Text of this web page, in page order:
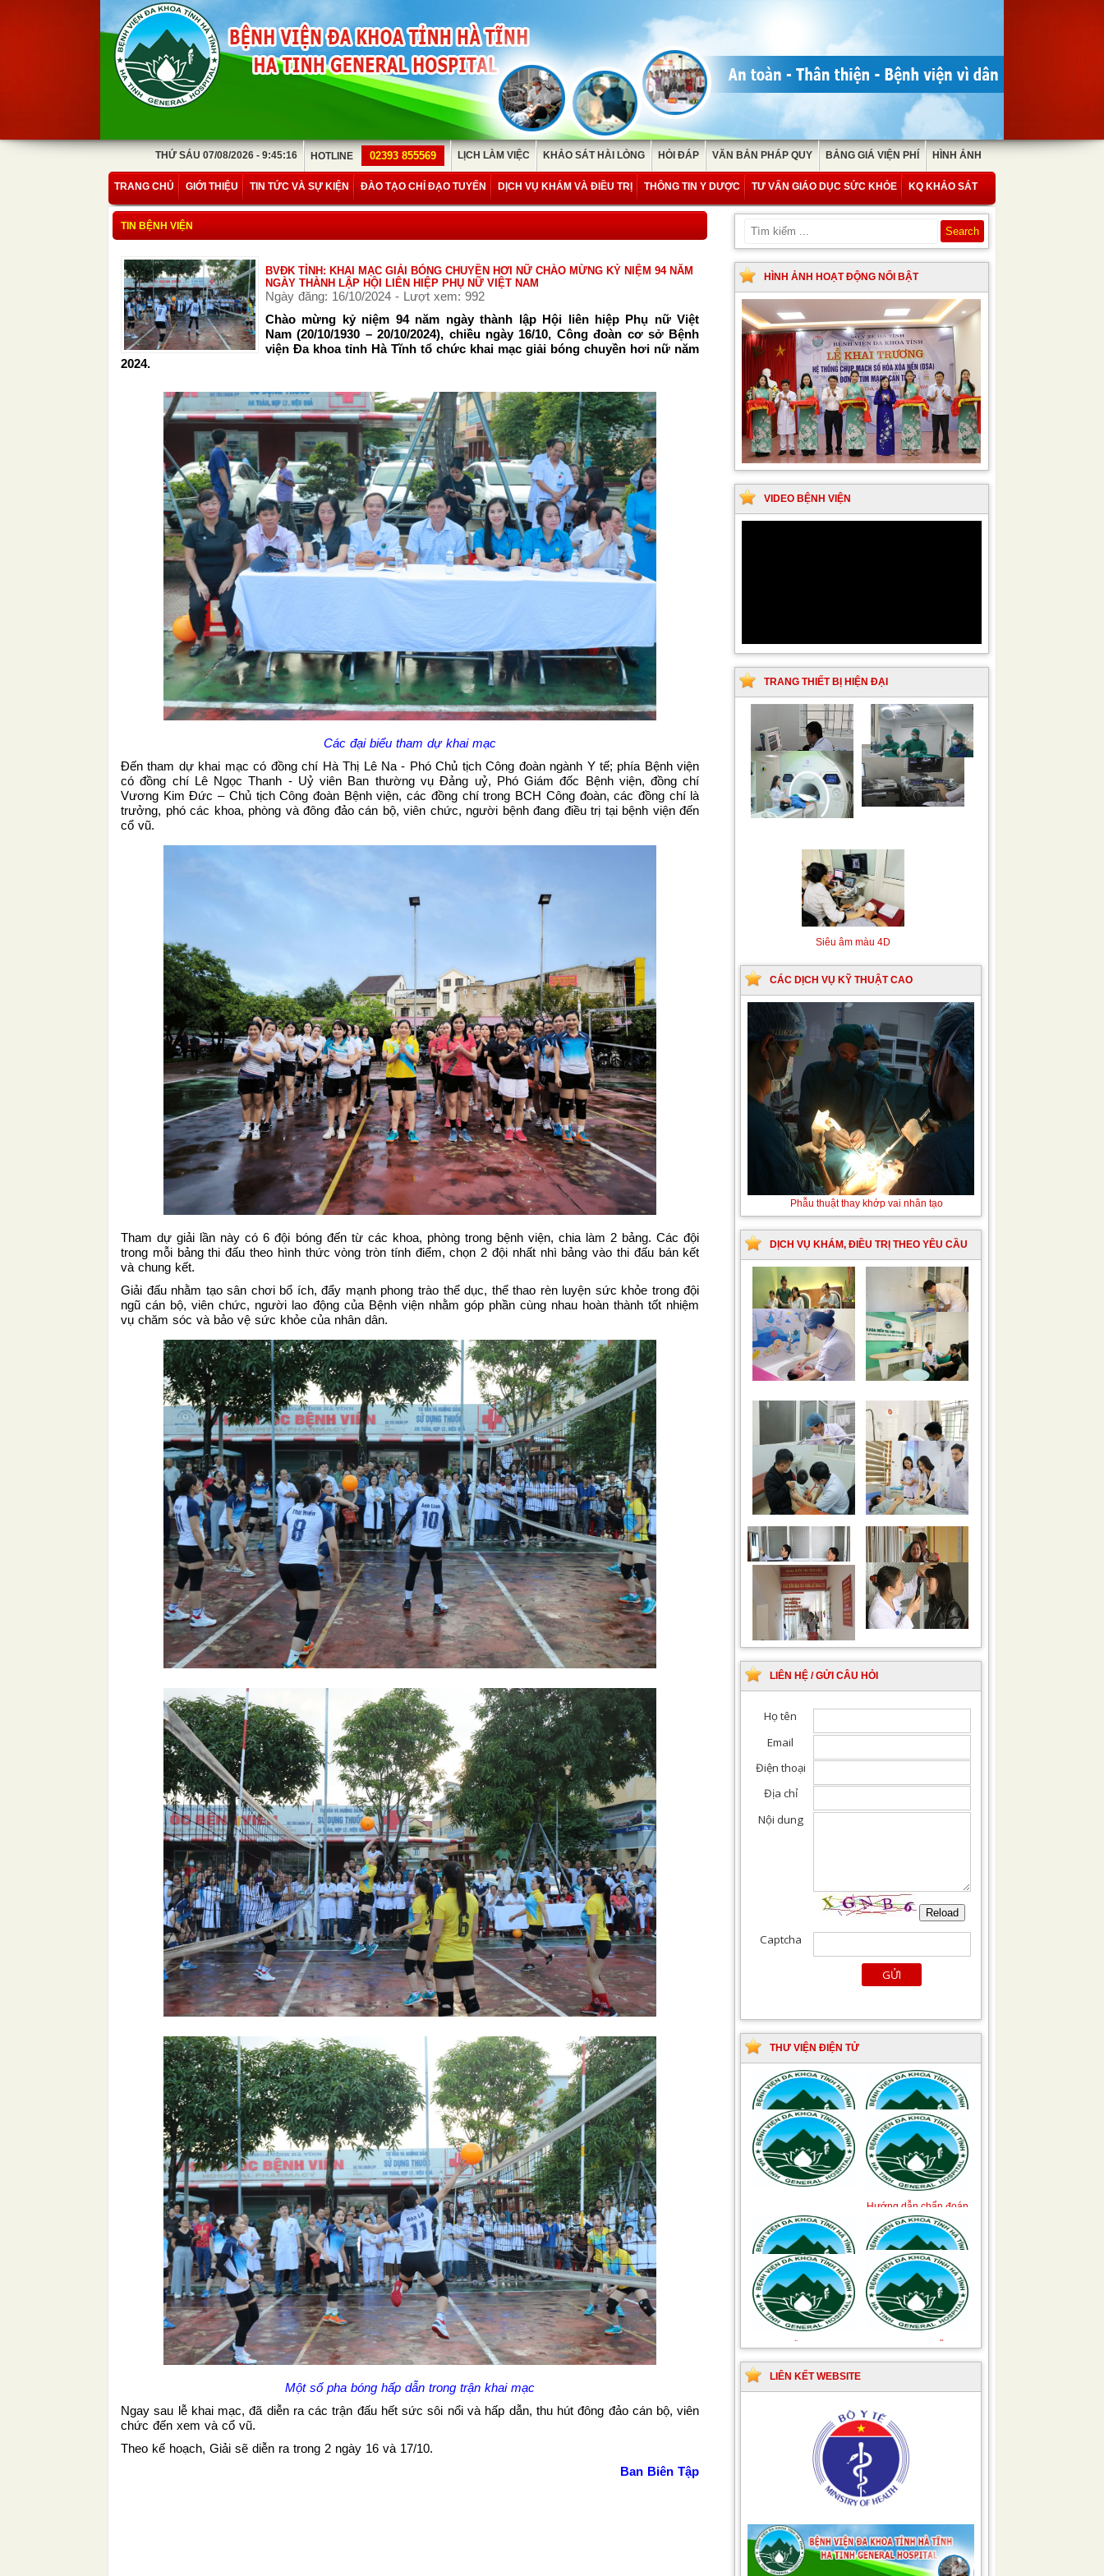
THỨ SÁU 07/08/2026 - 9:45:16 HOTLINE 02393 855569 LỊCH LÀM VIỆC KHẢO SÁT HÀI LÒNG HỎI ĐÁP VĂN BẢN PHÁP QUY BẢNG GIÁ VIỆN PHÍ HÌNH ẢNH
TRANG CHỦ GIỚI THIỆU TIN TỨC VÀ SỰ KIỆN ĐÀO TẠO CHỈ ĐẠO TUYẾN DỊCH VỤ KHÁM VÀ ĐIỀU TRỊ THÔNG TIN Y DƯỢC TƯ VẤN GIÁO DỤC SỨC KHỎE KQ KHẢO SÁT
TIN BỆNH VIỆN
BVĐK TỈNH: KHAI MẠC GIẢI BÓNG CHUYỀN HƠI NỮ CHÀO MỪNG KỶ NIỆM 94 NĂM
NGÀY THÀNH LẬP HỘI LIÊN HIỆP PHỤ NỮ VIỆT NAM
Ngày đăng: 16/10/2024 - Lượt xem: 992
Chào mừng kỷ niệm 94 năm ngày thành lập Hội liên hiệp Phụ nữ Việt
Nam (20/10/1930 – 20/10/2024), chiều ngày 16/10, Công đoàn cơ sở Bệnh
viện Đa khoa tỉnh Hà Tĩnh tổ chức khai mạc giải bóng chuyền hơi nữ năm
2024.
Các đại biểu tham dự khai mạc
Đến tham dự khai mạc có đồng chí Hà Thị Lê Na - Phó Chủ tịch Công đoàn ngành Y tế; phía Bệnh viện
có đồng chí Lê Ngọc Thanh - Uỷ viên Ban thường vụ Đảng uỷ, Phó Giám đốc Bệnh viện, đồng chí
Vương Kim Đức – Chủ tịch Công đoàn Bệnh viện, các đồng chí trong BCH Công đoàn, các đồng chí là
trưởng, phó các khoa, phòng và đông đảo cán bộ, viên chức, người bệnh đang điều trị tại bệnh viện đến
cổ vũ.
Tham dự giải lần này có 6 đội bóng đến từ các khoa, phòng trong bệnh viện, chia làm 2 bảng. Các đội
trong mỗi bảng thi đấu theo hình thức vòng tròn tính điểm, chọn 2 đội nhất nhì bảng vào thi đấu bán kết
và chung kết.
Giải đấu nhằm tạo sân chơi bổ ích, đẩy mạnh phong trào thể dục, thể thao rèn luyện sức khỏe trong đội
ngũ cán bộ, viên chức, người lao động của Bệnh viện nhằm góp phần cùng nhau hoàn thành tốt nhiệm
vụ chăm sóc và bảo vệ sức khỏe của nhân dân.
Một số pha bóng hấp dẫn trong trận khai mạc
Ngay sau lễ khai mạc, đã diễn ra các trận đấu hết sức sôi nổi và hấp dẫn, thu hút đông đảo cán bộ, viên
chức đến xem và cổ vũ.
Theo kế hoạch, Giải sẽ diễn ra trong 2 ngày 16 và 17/10.
Ban Biên Tập
HÌNH ẢNH HOẠT ĐỘNG NỔI BẬT
VIDEO BỆNH VIỆN
TRANG THIẾT BỊ HIỆN ĐẠI
Siêu âm Doppler xuyên
sọ
Kỹ thuật chụp mạch máu
não bằng hệ thống chụp
Siêu âm màu 4D
CÁC DỊCH VỤ KỸ THUẬT CAO
Thay máu sơ sinh do bất đồng nhóm máu
DỊCH VỤ KHÁM, ĐIỀU TRỊ THEO YÊU CẦU
Trung tâm chăm sóc
mẹ bầu và sau sinh
Khám bệnh nhân mắc
các bệnh lý về xương,
khớp
Chiếu tia Plasma lạnh
hỗ trợ điều trị vết
thương
Khám bệnh nhân sau
phẫu thuật
Khám Ngoại khoa
Đội ngũ hướng dẫn
chuyên nghiệp, tận tình
LIÊN HỆ / GỬI CÂU HỎI
THƯ VIỆN ĐIỆN TỬ
Tài liệu Hướng dẫn
phòng ngừa nhiễm
khuẩn vết mổ
Hướng dẫn chẩn đoán
và điều trị một số bệnh
truyền nhiễm
Hướng dẫn quy trình kỹ
thuật Chuyên khoa
Phẫu thuật Tiết niệu
Hướng dẫn Quy trình
kỹ thuật Nhi khoa
LIÊN KẾT WEBSITE